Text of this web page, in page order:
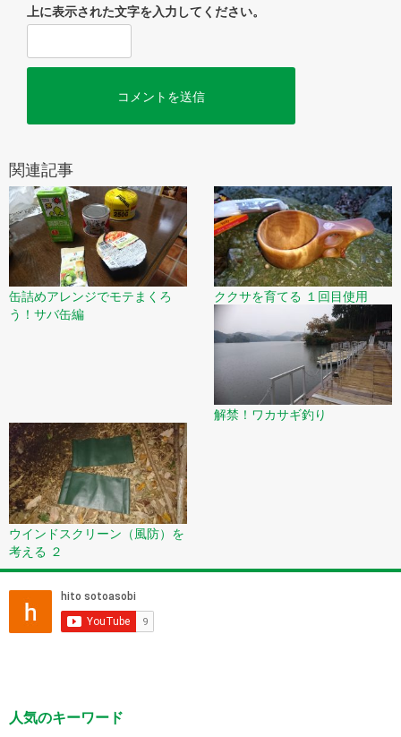
上に表示された文字を入力してください。
関連記事
缶詰めアレンジでモテまくろ
う！サバ缶編
ククサを育てる １回目使用
解禁！ワカサギ釣り
ウインドスクリーン（風防）を
考える ２
人気のキーワード